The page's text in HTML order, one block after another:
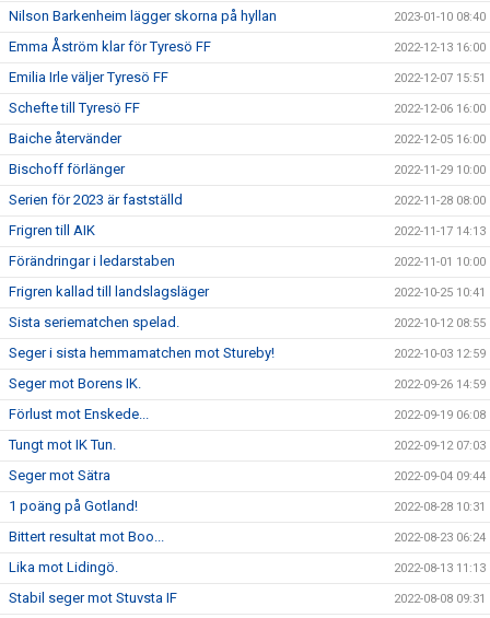
Nilson Barkenheim lägger skorna på hyllan 2023-01-10 08:40
Emma Åström klar för Tyresö FF 2022-12-13 16:00
Emilia Irle väljer Tyresö FF 2022-12-07 15:51
Schefte till Tyresö FF 2022-12-06 16:00
Baiche återvänder 2022-12-05 16:00
Bischoff förlänger 2022-11-29 10:00
Serien för 2023 är fastställd 2022-11-28 08:00
Frigren till AIK 2022-11-17 14:13
Förändringar i ledarstaben 2022-11-01 10:00
Frigren kallad till landslagsläger 2022-10-25 10:41
Sista seriematchen spelad. 2022-10-12 08:55
Seger i sista hemmamatchen mot Stureby! 2022-10-03 12:59
Seger mot Borens IK. 2022-09-26 14:59
Förlust mot Enskede... 2022-09-19 06:08
Tungt mot IK Tun. 2022-09-12 07:03
Seger mot Sätra 2022-09-04 09:44
1 poäng på Gotland! 2022-08-28 10:31
Bittert resultat mot Boo... 2022-08-23 06:24
Lika mot Lidingö. 2022-08-13 11:13
Stabil seger mot Stuvsta IF 2022-08-08 09:31